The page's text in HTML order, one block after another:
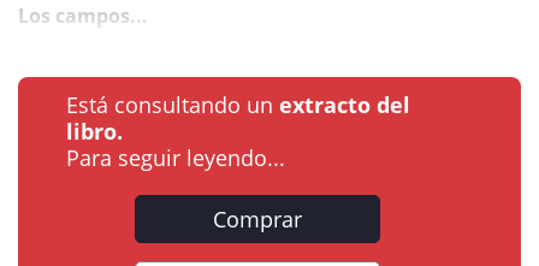
Los campos...
Está consultando un extracto del
libro.
Para seguir leyendo...
Comprar